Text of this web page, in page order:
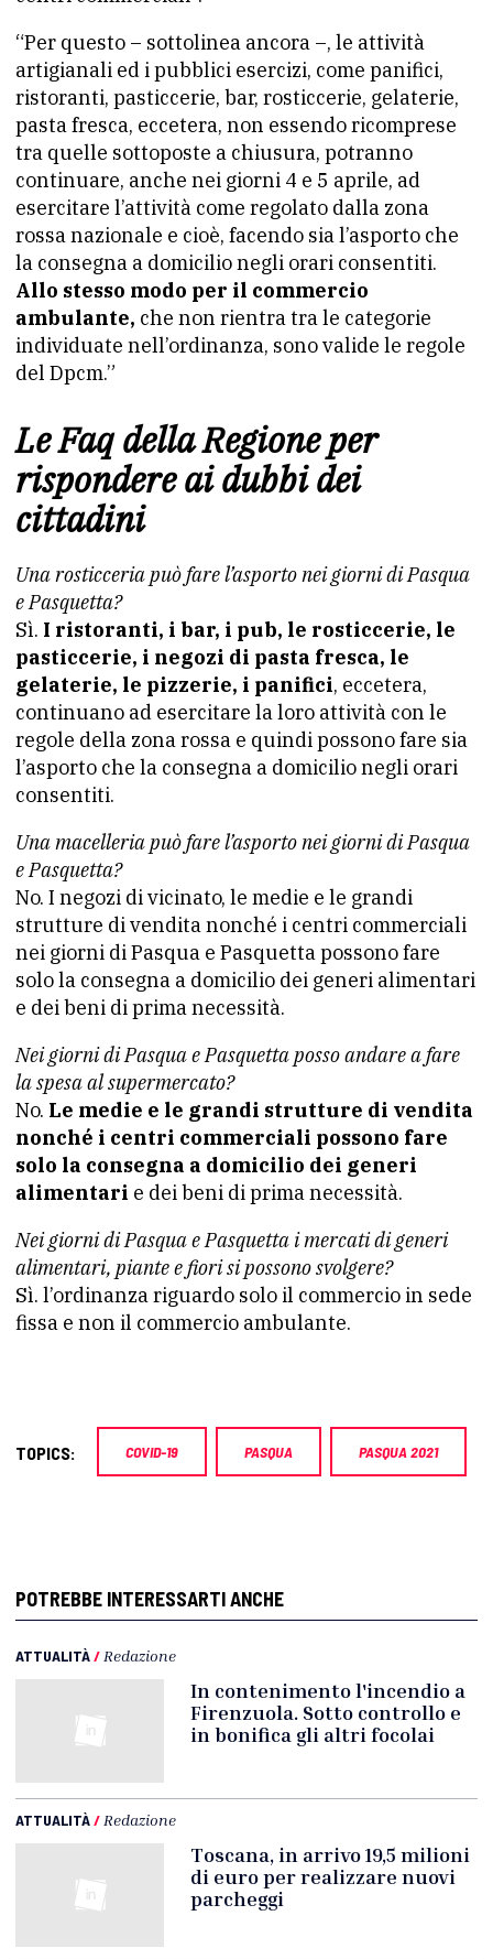
“Per questo – sottolinea ancora –, le attività
artigianali ed i pubblici esercizi, come panifici,
ristoranti, pasticcerie, bar, rosticcerie, gelaterie,
pasta fresca, eccetera, non essendo ricomprese
tra quelle sottoposte a chiusura, potranno
continuare, anche nei giorni 4 e 5 aprile, ad
esercitare l’attività come regolato dalla zona
rossa nazionale e cioè, facendo sia l’asporto che
la consegna a domicilio negli orari consentiti.
Allo stesso modo per il commercio
ambulante, che non rientra tra le categorie
individuate nell’ordinanza, sono valide le regole
del Dpcm.”
Le Faq della Regione per
rispondere ai dubbi dei
cittadini
Una rosticceria può fare l’asporto nei giorni di Pasqua
e Pasquetta?
Sì. I ristoranti, i bar, i pub, le rosticcerie, le
pasticcerie, i negozi di pasta fresca, le
gelaterie, le pizzerie, i panifici, eccetera,
continuano ad esercitare la loro attività con le
regole della zona rossa e quindi possono fare sia
l’asporto che la consegna a domicilio negli orari
consentiti.
Una macelleria può fare l’asporto nei giorni di Pasqua
e Pasquetta?
No. I negozi di vicinato, le medie e le grandi
strutture di vendita nonché i centri commerciali
nei giorni di Pasqua e Pasquetta possono fare
solo la consegna a domicilio dei generi alimentari
e dei beni di prima necessità.
Nei giorni di Pasqua e Pasquetta posso andare a fare
la spesa al supermercato?
No. Le medie e le grandi strutture di vendita
nonché i centri commerciali possono fare
solo la consegna a domicilio dei generi
alimentari e dei beni di prima necessità.
Nei giorni di Pasqua e Pasquetta i mercati di generi
alimentari, piante e fiori si possono svolgere?
Sì. l’ordinanza riguardo solo il commercio in sede
fissa e non il commercio ambulante.
TOPICS: COVID-19 PASQUA PASQUA 2021
POTREBBE INTERESSARTI ANCHE
ATTUALITÀ/ Redazione
In contenimento l'incendio a
Firenzuola. Sotto controllo e
in bonifica gli altri focolai
ATTUALITÀ/ Redazione
Toscana, in arrivo 19,5 milioni
di euro per realizzare nuovi
parcheggi